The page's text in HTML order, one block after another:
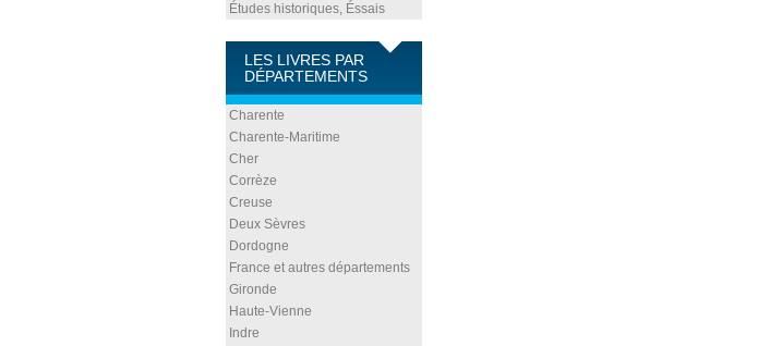
Études historiques, Éssais
LES LIVRES PAR
DÉPARTEMENTS
Charente
Charente-Maritime
Cher
Corrèze
Creuse
Deux Sèvres
Dordogne
France et autres départements
Gironde
Haute-Vienne
Indre